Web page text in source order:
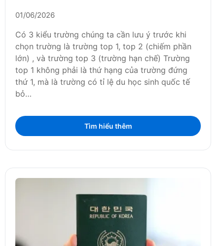
01/06/2026
Có 3 kiểu trường chúng ta cần lưu ý trước khi
chọn trường là trường top 1, top 2 (chiếm phần
lớn) , và trường top 3 (trường hạn chế) Trường
top 1 không phải là thứ hạng của trường đứng
thứ 1, mà là trường có tỉ lệ du học sinh quốc tế
bỏ…
Tìm hiểu thêm